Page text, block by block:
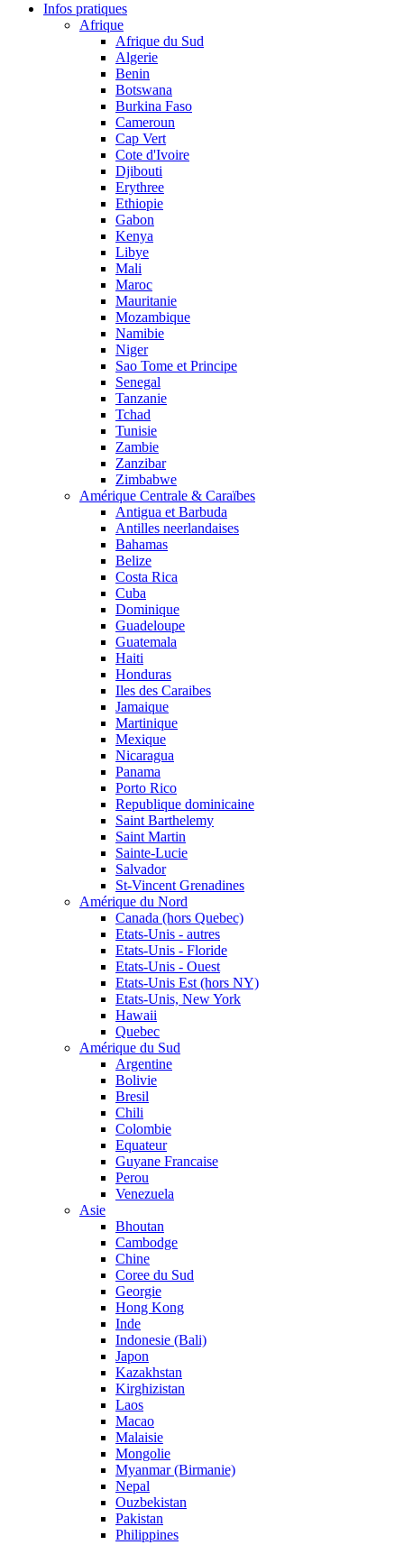
Infos pratiques
Afrique
Afrique du Sud
Algerie
Benin
Botswana
Burkina Faso
Cameroun
Cap Vert
Cote d'Ivoire
Djibouti
Erythree
Ethiopie
Gabon
Kenya
Libye
Mali
Maroc
Mauritanie
Mozambique
Namibie
Niger
Sao Tome et Principe
Senegal
Tanzanie
Tchad
Tunisie
Zambie
Zanzibar
Zimbabwe
Amérique Centrale & Caraïbes
Antigua et Barbuda
Antilles neerlandaises
Bahamas
Belize
Costa Rica
Cuba
Dominique
Guadeloupe
Guatemala
Haiti
Honduras
Iles des Caraibes
Jamaique
Martinique
Mexique
Nicaragua
Panama
Porto Rico
Republique dominicaine
Saint Barthelemy
Saint Martin
Sainte-Lucie
Salvador
St-Vincent Grenadines
Amérique du Nord
Canada (hors Quebec)
Etats-Unis - autres
Etats-Unis - Floride
Etats-Unis - Ouest
Etats-Unis Est (hors NY)
Etats-Unis, New York
Hawaii
Quebec
Amérique du Sud
Argentine
Bolivie
Bresil
Chili
Colombie
Equateur
Guyane Francaise
Perou
Venezuela
Asie
Bhoutan
Cambodge
Chine
Coree du Sud
Georgie
Hong Kong
Inde
Indonesie (Bali)
Japon
Kazakhstan
Kirghizistan
Laos
Macao
Malaisie
Mongolie
Myanmar (Birmanie)
Nepal
Ouzbekistan
Pakistan
Philippines